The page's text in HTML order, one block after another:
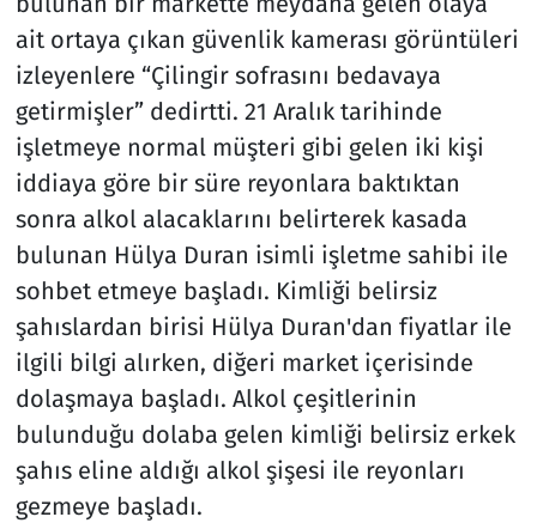
ait ortaya çıkan güvenlik kamerası görüntüleri
izleyenlere “Çilingir sofrasını bedavaya
getirmişler” dedirtti. 21 Aralık tarihinde
işletmeye normal müşteri gibi gelen iki kişi
iddiaya göre bir süre reyonlara baktıktan
sonra alkol alacaklarını belirterek kasada
bulunan Hülya Duran isimli işletme sahibi ile
sohbet etmeye başladı. Kimliği belirsiz
şahıslardan birisi Hülya Duran'dan fiyatlar ile
ilgili bilgi alırken, diğeri market içerisinde
dolaşmaya başladı. Alkol çeşitlerinin
bulunduğu dolaba gelen kimliği belirsiz erkek
şahıs eline aldığı alkol şişesi ile reyonları
gezmeye başladı.